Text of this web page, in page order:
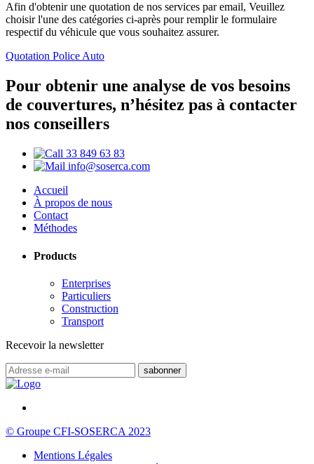
Afin d'obtenir une quotation de nos services par email, Veuillez
choisir l'une des catégories ci-après pour remplir le formulaire
respectif du véhicule que vous souhaitez assurer.
Quotation Police Auto
Pour obtenir une analyse de vos besoins
de couvertures, n’hésitez pas à contacter
nos conseillers
33 849 63 83
info@soserca.com
Accueil
À propos de nous
Contact
Méthodes
Products
Enterprises
Particuliers
Construction
Transport
Recevoir la newsletter
© Groupe CFI-SOSERCA 2023
Mentions Légales